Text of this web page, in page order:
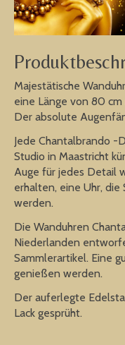
Majestätische
eine Länge von 80
Der absolute
Jede Chantalbrando -
Studio in Maastricht
Auge für jedes Detail
erhalten, eine Uhr,
werden.
Die Wanduhren
Niederlanden
Sammlerartikel. Eine
genießen werden.
Der auferlegte
Lack gesprüht.